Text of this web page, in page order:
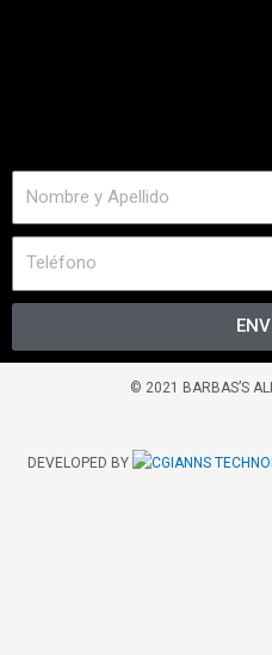
© 2021 BARBAS’S
DEVELOPED BY